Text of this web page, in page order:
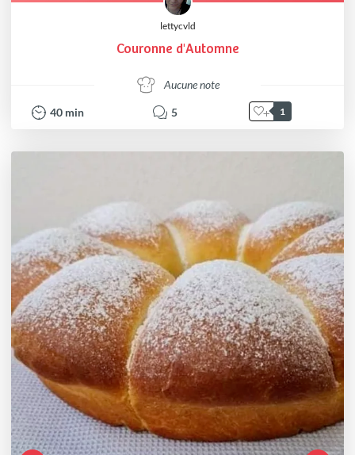
lettycvld
Couronne d'Automne
Aucune note
40 min 5 1